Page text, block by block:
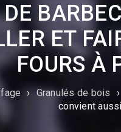
ET
FOURS À
› Granulés de bois ›
convient